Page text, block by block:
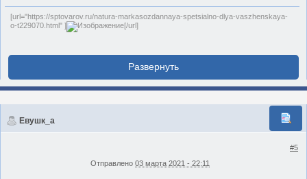
[url="https://sptovarov.ru/natura-markasozdannaya-spetsialno-dlya-vaszhenskaya-
o-t229070.html" ]
[/url]
Евушк_а
#5
Отправлено 03 марта 2021 - 22:11